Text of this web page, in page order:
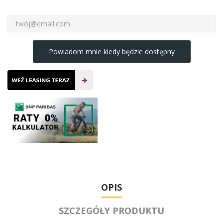
Powiadom mnie kiedy będzie dostępny
OPIS
SZCZEGÓŁY PRODUKTU